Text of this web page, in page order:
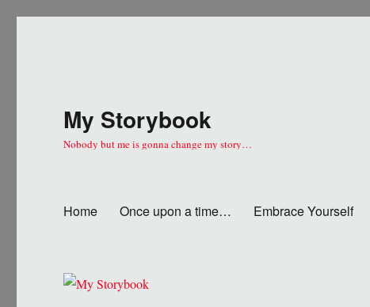
My Storybook
Nobody but me is gonna change my story…
Home Once upon a time… Embrace Yourself